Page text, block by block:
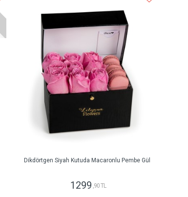
Dikdörtgen Siyah Kutuda Macaronlu Pembe Gül
1299 ,90 TL